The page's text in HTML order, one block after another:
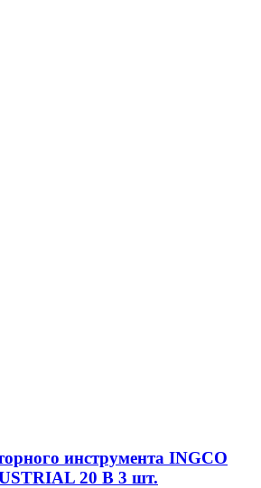
инструмента INGCO
20 В 3 шт.